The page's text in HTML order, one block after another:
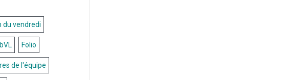
du vendredi
Folio
de l'équipe